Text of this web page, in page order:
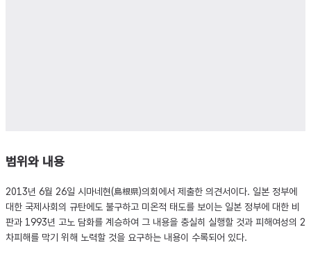
범위와 내용
2013년 6월 26일 시마네현(島根県)의회에서 제출한 의견서이다. 일본 정부에
대한 국제사회의 규탄에도 불구하고 미온적 태도를 보이는 일본 정부에 대한 비
판과 1993년 고노 담화를 계승하여 그 내용을 충실히 실행할 것과 피해여성의 2
차피해를 막기 위해 노력할 것을 요구하는 내용이 수록되어 있다.